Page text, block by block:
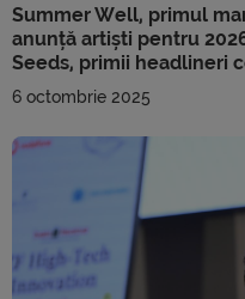
Summer Well, primul
anunță artiști pentru
Seeds, primii headlineri
6 octombrie 2025